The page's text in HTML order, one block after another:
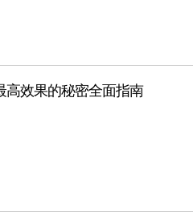
高效果的秘密全面指南